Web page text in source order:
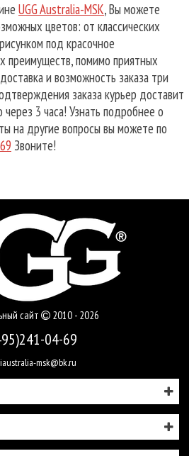
UGG Australia-MSK, Вы можете
цветов: от классических
под красочное
помимо приятных
и возможность заказа три
заказа курьер доставит
через 3 часа! Узнать подробнее о
на другие вопросы вы можете по
Звоните!
сайт 2010 - 2026
04-69
msk@bk.ru